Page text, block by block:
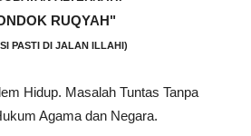
RUQYAH"
PASTI DI JALAN ILLAHI)
Hidup. Masalah Tuntas Tanpa
Agama dan Negara.